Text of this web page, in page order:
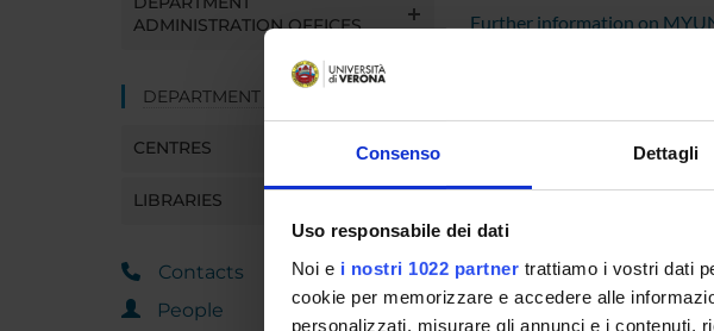
Consenso Dettagli
Uso responsabile dei dati
Noi e i nostri 1022 partner trattiamo i vostri dati
cookie per memorizzare e accedere alle
personalizzati, misurare gli annunci e i contenuti,
ADMINISTRATION OFFICES
DEPARTMENT FACILITIES
CENTRES
LIBRARIES
Contacts
People
Further information on